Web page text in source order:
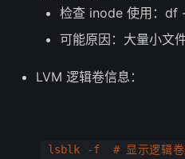
检查 inode 使用：df
可能原因：大量小文
LVM 逻辑卷信息：
lsblk -f # 显示逻辑卷